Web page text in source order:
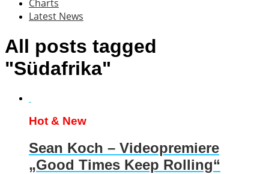
Charts
Latest News
All posts tagged
"Südafrika"
Hot & New
Sean Koch – Videopremiere
„Good Times Keep Rolling“